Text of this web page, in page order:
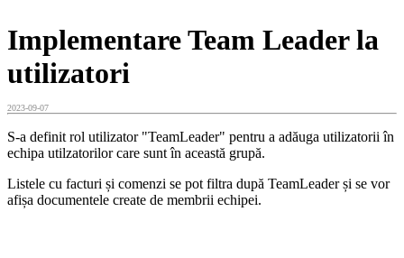
Implementare Team Leader la
utilizatori
2023-09-07
S-a definit rol utilizator "TeamLeader" pentru a adăuga utilizatorii în
echipa utilzatorilor care sunt în această grupă.
Listele cu facturi și comenzi se pot filtra după TeamLeader și se vor
afișa documentele create de membrii echipei.